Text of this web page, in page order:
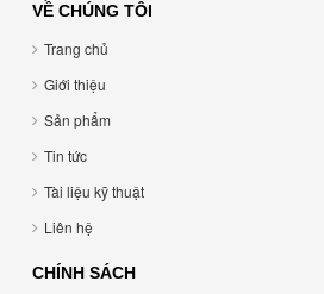
VỀ CHÚNG TÔI
Trang chủ
Giới thiệu
Sản phẩm
Tin tức
Tài liệu kỹ thuật
Liên hệ
CHÍNH SÁCH